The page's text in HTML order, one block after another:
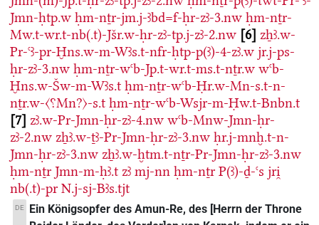
Jmn-ḥtp.w ḥm-nṯr-jm.j-ꜣbd=f-ḥr-zꜣ-3.nw ḥm-nṯr-
Mw.t-wr.t-nb(.t)-Jšr.w-ḥr-zꜣ-tp.j-zꜣ-2.nw 6 zẖꜣ.w-
Pr-ꜥꜣ-pr-Ḫns.w-m-Wꜣs.t-nfr-ḥtp-p(ꜣ)-4-zꜣ.w jr.j-ps-
ḥr-zꜣ-3.nw ḥm-nṯr-wꜥb-Jp.t-wr.t-ms.t-nṯr.w wꜥb-
Ḫns.w-Šw-m-Wꜣs.t ḥm-nṯr-wꜥb-Ḥr.w-Mn-s.t-n-
nṯr.w-〈⸮Mn?〉-s.t ḥm-nṯr-wꜥb-Wsjr-m-Ḥw.t-Bnbn.t
7 zꜣ.w-Pr-Jmn-ḥr-zꜣ-4.nw wꜥb-Mnw-Jmn-ḥr-
zꜣ-2.nw zẖꜣ.w-ṯꜣ-Pr-Jmn-ḥr-zꜣ-3.nw ḥr.j-mnḫ.t-n-
Jmn-ḥr-zꜣ-3.nw zẖꜣ.w-ḫtm.t-nṯr-Pr-Jmn-ḥr-zꜣ-3.nw
ḥm-nṯr Jmn-m-ḥꜣ.t zꜣ mj-nn ḥm-nṯr P(ꜣ)-ḏ-ꜥs jri̯
nb(.t)-pr N.j-sj-Bꜣs.tjt
DE
Ein Königsopfer des Amun-Re, des [Herrn der Throne